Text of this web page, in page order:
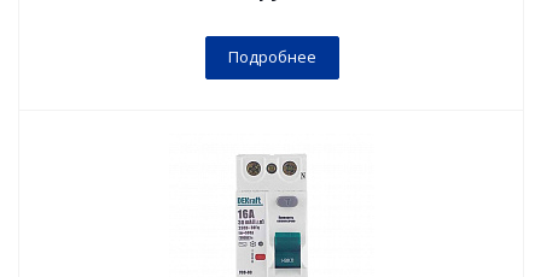
Подробнее